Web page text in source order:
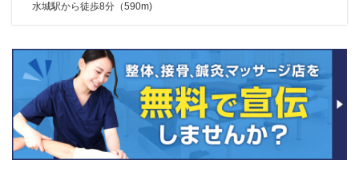
水城駅から徒歩8分（590m)